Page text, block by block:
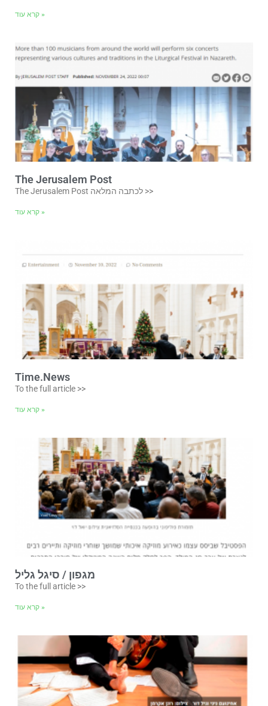
קרא עוד »
The Jerusalem Post
The Jerusalem Post לכתבה המלאה >>
קרא עוד »
Time.News
To the full article >>
קרא עוד »
מגפון / סיגל גליל
To the full article >>
קרא עוד »